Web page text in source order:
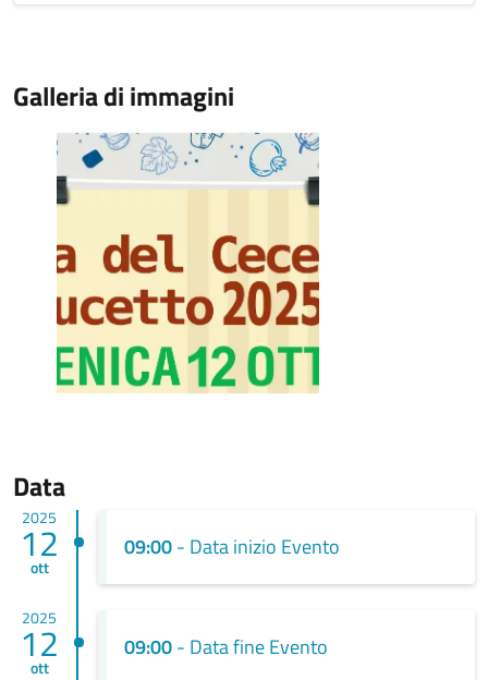
Galleria di immagini
Data
2025
12
ott
09:00- Data inizio Evento
2025
12
ott
09:00- Data fine Evento